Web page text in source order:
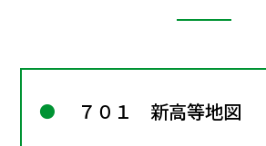
７０１ 新高等地図